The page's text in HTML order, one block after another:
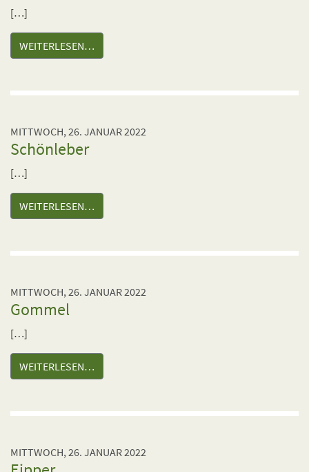
[…]
WEITERLESEN…
MITTWOCH, 26. JANUAR 2022
Schönleber
[…]
WEITERLESEN…
MITTWOCH, 26. JANUAR 2022
Gommel
[…]
WEITERLESEN…
MITTWOCH, 26. JANUAR 2022